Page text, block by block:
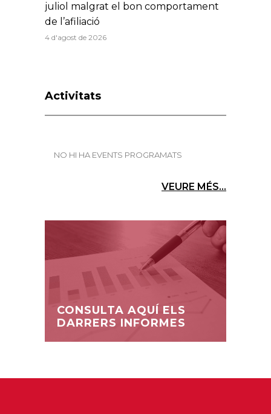
juliol malgrat el bon comportament
de l’afiliació
4 d'agost de 2026
Activitats
NO HI HA EVENTS PROGRAMATS
VEURE MÉS...
CONSULTA AQUÍ ELS
DARRERS INFORMES